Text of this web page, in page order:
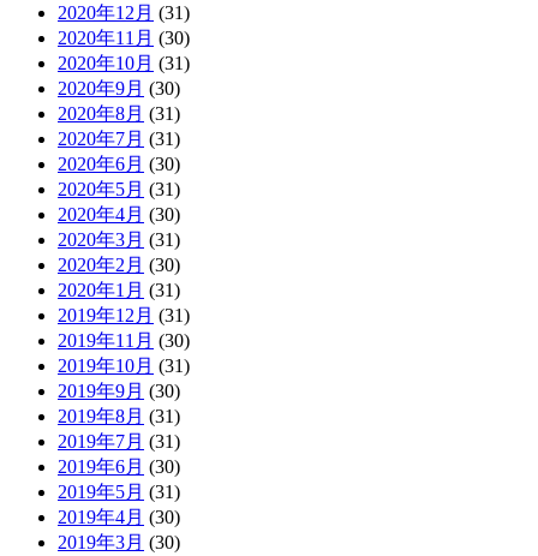
2020年12月 (31)
2020年11月 (30)
2020年10月 (31)
2020年9月 (30)
2020年8月 (31)
2020年7月 (31)
2020年6月 (30)
2020年5月 (31)
2020年4月 (30)
2020年3月 (31)
2020年2月 (30)
2020年1月 (31)
2019年12月 (31)
2019年11月 (30)
2019年10月 (31)
2019年9月 (30)
2019年8月 (31)
2019年7月 (31)
2019年6月 (30)
2019年5月 (31)
2019年4月 (30)
2019年3月 (30)